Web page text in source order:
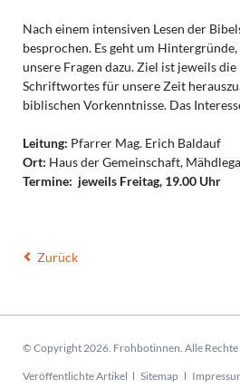
Nach einem intensiven Lesen der
besprochen. Es geht um
unsere Fragen dazu. Ziel ist jeweils
Schriftwortes für unsere Zeit
biblischen Vorkenntnisse. Das
Leitung: Pfarrer Mag. Erich Baldauf
Ort: Haus der Gemeinschaft,
Termine: jeweils Freitag, 19.00 Uhr
Zurück
© Copyright 2026. Frohbotinnen. Alle
Navigation
Veröffentlichte Artikel Sitemap